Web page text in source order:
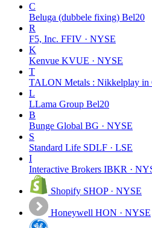
C
Beluga (dubbele fixing) Bel20
R
F5, Inc. FFIV · NYSE
K
Kenvue KVUE · NYSE
T
TALON Metals : Nikkelplay in
L
LLama Group Bel20
B
Bunge Global BG · NYSE
S
Standard Life SDLF · LSE
I
Interactive Brokers IBKR ·
Shopify SHOP · NYSE
Honeywell HON · NYSE